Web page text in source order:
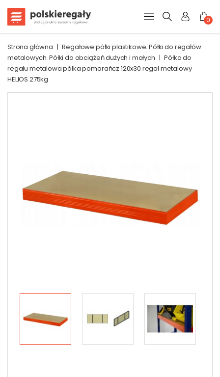
0
Strona główna | Regałowe półki plastikowe. Półki do regałów
metalowych. Półki do obciążeń dużych i małych | Półka do
regału metalowa półka pomarańcz 120x30 regał metalowy
HELIOS 275kg